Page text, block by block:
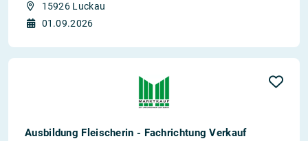
15926 Luckau
01.09.2026
Ausbildung Fleischerin - Fachrichtung Verkauf